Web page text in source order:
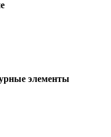
элементы